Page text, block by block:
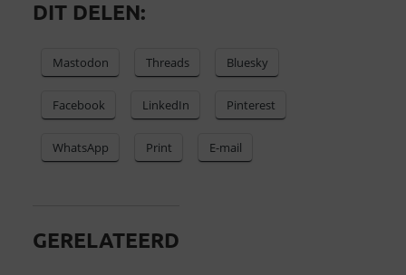
DIT DELEN:
Mastodon Threads Bluesky
Facebook LinkedIn Pinterest
WhatsApp Print E-mail
GERELATEERD